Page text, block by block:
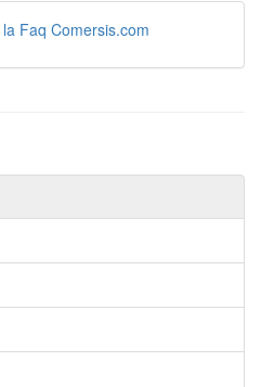
la Faq Comersis.com